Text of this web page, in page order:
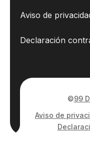
Aviso de
Declaración
©99
Aviso de